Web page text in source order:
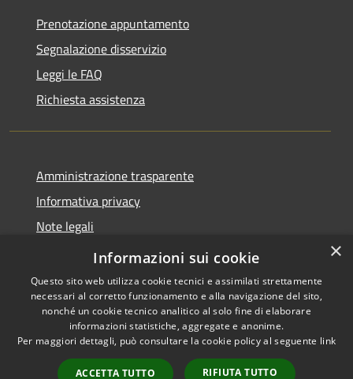
Prenotazione appuntamento
Segnalazione disservizio
Leggi le FAQ
Richiesta assistenza
Amministrazione trasparente
Informativa privacy
Note legali
Dichiarazione di accessibilità
Accessibilità
Copyright © 2026 • Comune di
Stimigliano • Powered by
Municipium•
Accesso
×
Informazioni sui cookie
Questo sito web utilizza cookie tecnici e assimilati strettamente
necessari al corretto funzionamento e alla navigazione del sito,
nonché un cookie tecnico analitico al solo fine di elaborare
informazioni statistiche, aggregate e anonime.
Per maggiori dettagli, può consultare la cookie policy al seguente link
ACCETTA TUTTO RIFIUTA TUTTO